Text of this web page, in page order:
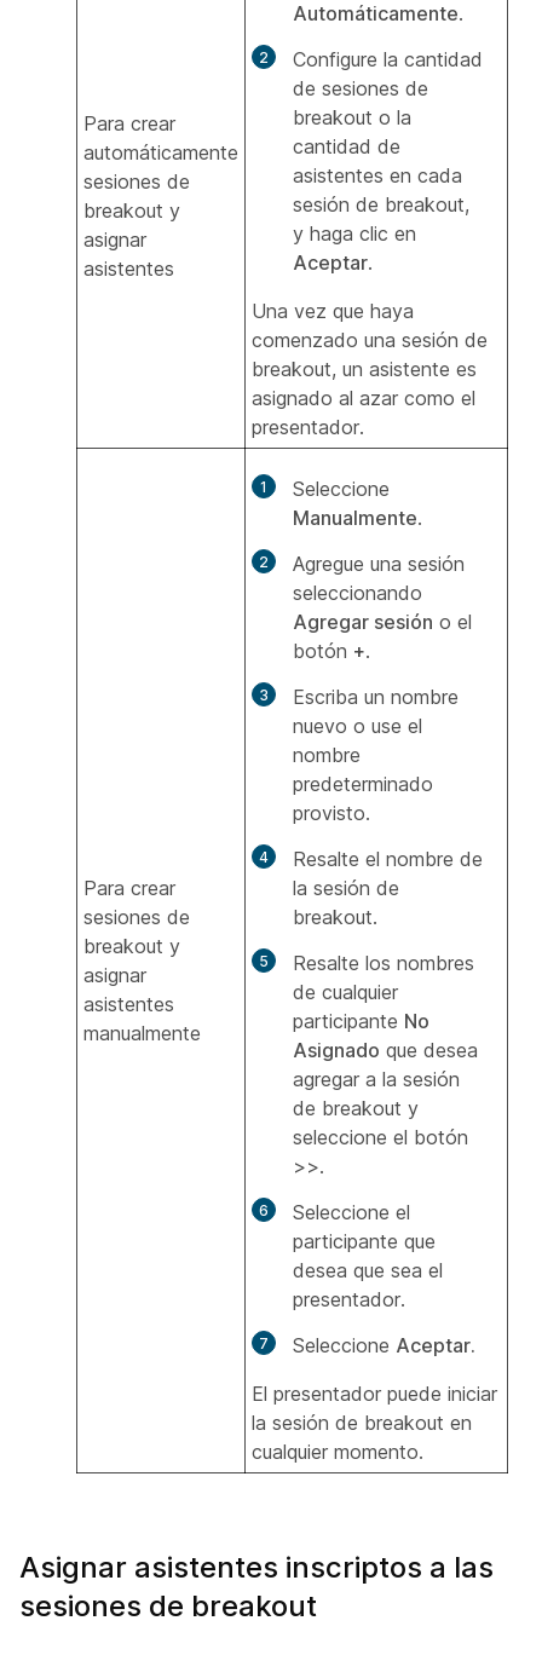
Para crear
automáticamente
sesiones de
breakout y
asignar
asistentes
Automáticamente.
Configure la cantidad
de sesiones de
breakout o la
cantidad de
asistentes en cada
sesión de breakout,
y haga clic en
Aceptar.
Una vez que haya
comenzado una sesión de
breakout, un asistente es
asignado al azar como el
presentador.
Para crear
sesiones de
breakout y
asignar
asistentes
manualmente
Seleccione
Manualmente.
Agregue una sesión
seleccionando
Agregar sesión o el
botón +.
Escriba un nombre
nuevo o use el
nombre
predeterminado
provisto.
Resalte el nombre de
la sesión de
breakout.
Resalte los nombres
de cualquier
participante No
Asignado que desea
agregar a la sesión
de breakout y
seleccione el botón
>>.
Seleccione el
participante que
desea que sea el
presentador.
Seleccione Aceptar.
El presentador puede iniciar
la sesión de breakout en
cualquier momento.
Asignar asistentes inscriptos a las
sesiones de breakout